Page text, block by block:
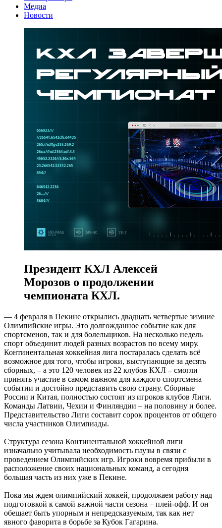
Медиа
Новости
Президент КХЛ Алексей
Морозов о продолжении
чемпионата КХЛ.
— 4 февраля в Пекине открылись двадцать четвертые зимние
Олимпийские игры. Это долгожданное событие как для
спортсменов, так и для болельщиков. На несколько недель
спорт объединит людей разных возрастов по всему миру.
Континентальная хоккейная лига постаралась сделать всё
возможное для того, чтобы игроки, выступающие за десять
сборных, ‒ а это 120 человек из 22 клубов КХЛ ‒ смогли
принять участие в самом важном для каждого спортсмена
событии и достойно представить свою страну. Сборные
России и Китая, полностью состоят из игроков клубов Лиги.
Команды Латвии, Чехии и Финляндии ‒ на половину и более.
Представительство Лиги составит сорок процентов от общего
числа участников Олимпиады.
Структура сезона Континентальной хоккейной лиги
изначально учитывала необходимость паузы в связи с
проведением Олимпийских игр. Игроки вовремя прибыли в
расположение своих национальных команд, а сегодня
большая часть из них уже в Пекине.
Пока мы ждем олимпийский хоккей, продолжаем работу над
подготовкой к самой важной части сезона – плей-офф. И он
обещает быть упорным и непредсказуемым, так как нет
явного фаворита в борьбе за Кубок Гагарина.